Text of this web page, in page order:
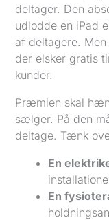
deltager. Den
udlodde en iPad
af deltagere.
der elsker gratis
kunder.
Præmien skal
sælger. På den
deltage. Tænk
En
En